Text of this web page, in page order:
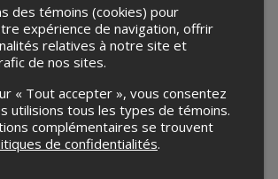
des témoins (cookies) pour
expérience de navigation, offrir
relatives à notre site et
de nos sites.
« Tout accepter », vous consentez
utilisions tous les types de témoins.
complémentaires se trouvent
de confidentialités.